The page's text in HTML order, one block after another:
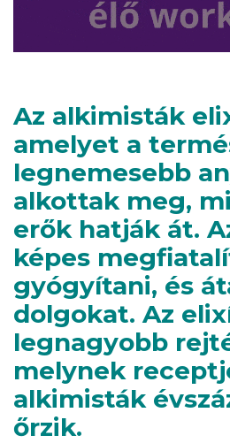
Az alkimisták
amelyet a
legnemesebb
alkottak meg,
erők hatják át.
képes
gyógyítani, és
dolgokat. Az
legnagyobb
melynek
alkimisták
őrzik.